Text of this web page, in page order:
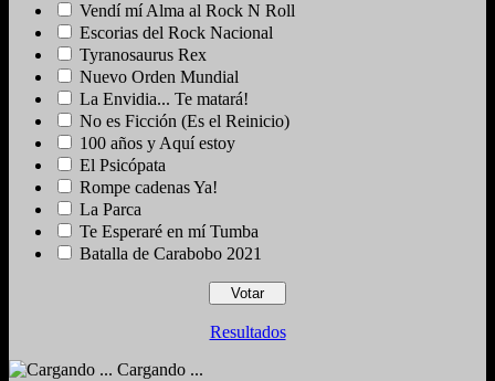
Vendí mí Alma al Rock N Roll
Escorias del Rock Nacional
Tyranosaurus Rex
Nuevo Orden Mundial
La Envidia... Te matará!
No es Ficción (Es el Reinicio)
100 años y Aquí estoy
El Psicópata
Rompe cadenas Ya!
La Parca
Te Esperaré en mí Tumba
Batalla de Carabobo 2021
Resultados
Cargando ...